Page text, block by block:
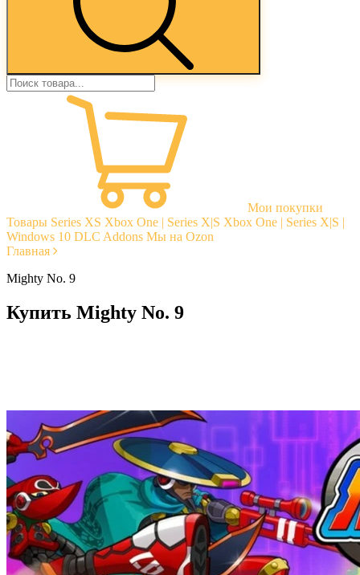
Мои покупки
Товары Series XS Xbox One | Series X|S Xbox One | Series X|S |
Windows 10 DLC Addons Мы на Ozon
Главная
Mighty No. 9
Купить Mighty No. 9